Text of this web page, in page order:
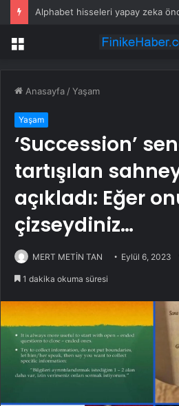
Menü
Anasayfa /Yaşam
Yaşam
‘Succession’
tartışılan
açıkladı: Eğer
çizseydiniz…
MERT METİN TAN Eylül 6, 2023
1 dakika okuma süresi